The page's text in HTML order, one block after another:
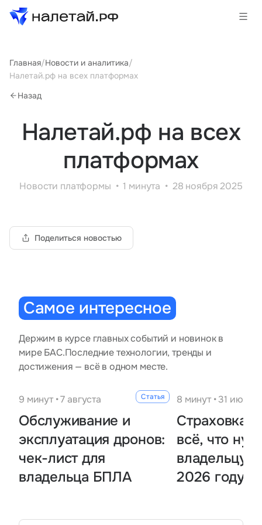
Товары
Услуги
Сервисы
Государственные программы
Партнеры
Главная/Новости и аналитика/
Налетай.рф на всех платформах
Назад
Налетай.рф на всех
платформах
Новости платформы 1 минута 28 ноября 2025
Поделиться новостью
Самое интересное
Держим в курсе главных событий и новинок в
мире БАС.Последние технологии, тренды и
достижения — всё в одном месте.
Статья
9 минут • 7 августа
Обслуживание и
эксплуатация дронов:
чек-лист для
владельца БПЛА
8 минут • 31 июля
Страховка
всё, что
владельцу
2026 году